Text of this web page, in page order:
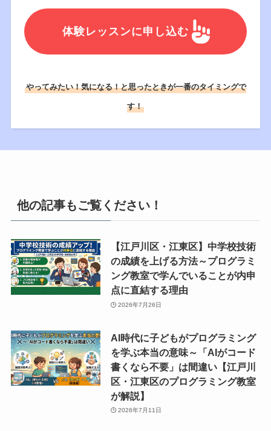
体験レッスンに申し込む
やってみたい！気になる！と思ったときが一番のタイミングで
す！
他の記事もご覧ください！
【江戸川区・江東区】中学校技術
の成績を上げる方法～プログラミ
ング教室で学んでいることが内申
点に直結する理由
2026年7月26日
AI時代に子どもがプログラミング
を学ぶ本当の意味～「AIがコード
書くなら不要」は間違い【江戸川
区・江東区のプログラミング教室
が解説】
2026年7月11日